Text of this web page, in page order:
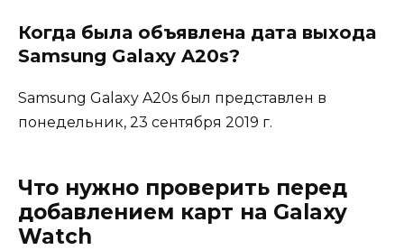
Когда была объявлена дата выхода
Samsung Galaxy A20s?
Samsung Galaxy A20s был представлен в
понедельник, 23 сентября 2019 г.
Что нужно проверить перед
добавлением карт на Galaxy
Watch